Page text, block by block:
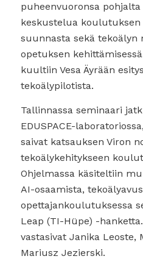
puheenvuoronsa
keskustelua koulutuksen
suunnasta sekä tekoälyn
opetuksen
kuultiin Vesa Äyrään
tekoälypilotista.
Tallinnassa seminaari
EDUSPACE-
saivat katsauksen Viron
tekoälykehitykseen
Ohjelmassa käsiteltiin
AI-osaamista,
opettajankoulutuksessa
Leap (TI-Hüpe) -
vastasivat Janika Leoste,
Mariusz Jezierski.